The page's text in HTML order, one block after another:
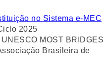
no Sistema e-MEC